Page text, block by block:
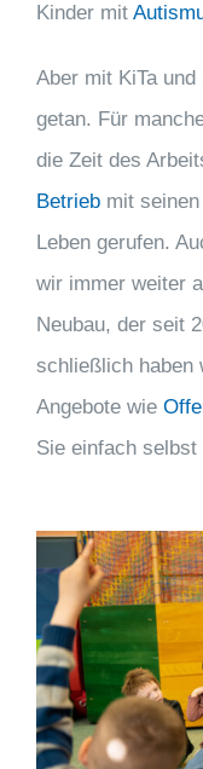
Kinder mit
Aber mit KiTa
getan. Für
die Zeit des
Betriebmit seinen
Leben gerufen.
wir immer weiter
Neubau, der seit
schließlich haben
Angebote wie
Sie einfach